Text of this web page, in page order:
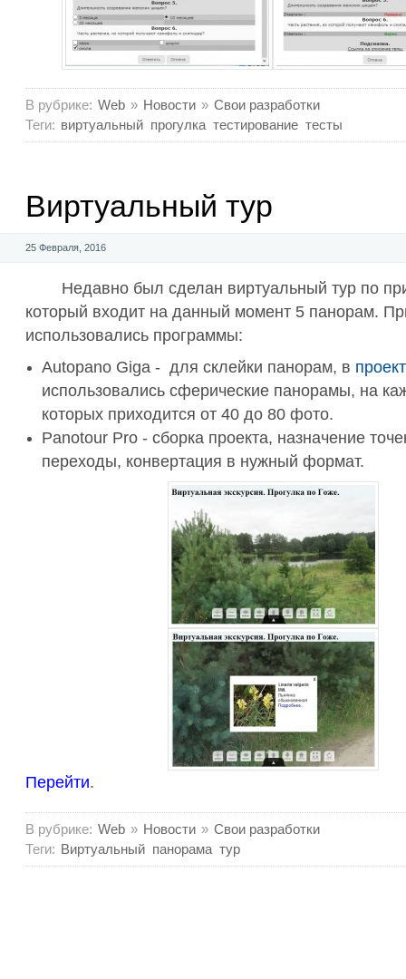
В рубрике: Web » Новости » Свои разработки
Теги: виртуальный прогулка тестирование тесты
Виртуальный тур
25 Февраля, 2016
Недавно был сделан виртуальный тур по
который входит на данный момент 5 панорам.
использовались программы:
Autopano Giga - для склейки панорам, в
использовались сферические панорамы, на
которых приходится от 40 до 80 фото.
Panotour Pro - сборка проекта, назначение
переходы, конвертация в нужный формат.
Перейти.
В рубрике: Web » Новости » Свои разработки
Теги: Виртуальный панорама тур